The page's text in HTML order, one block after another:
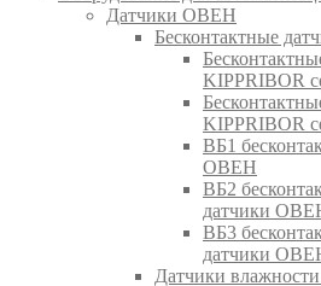
Датчики ОВЕН
Бесконтактные
KIPPRIBOR
KIPPRIBOR
ВБ1
ОВЕН
ВБ2
датчики
ВБ3
датчики
Датчики